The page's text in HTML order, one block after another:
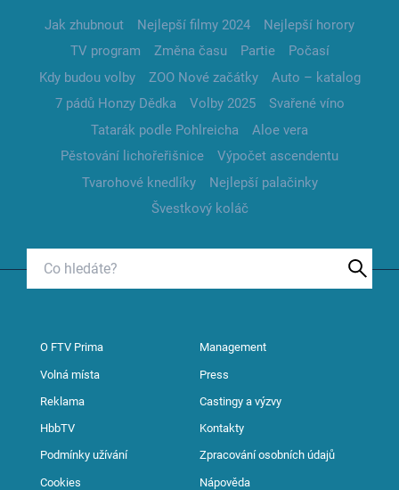
Jak zhubnout Nejlepší filmy 2024
Nejlepší horory
TV program
Změna času Partie
Počasí
Kdy budou volby
ZOO Nové začátky
Auto – katalog
7 pádů Honzy Dědka
Volby 2025
Svařené víno
Tatarák podle Pohlreicha
Aloe vera
Pěstování lichořeřišnice
Výpočet ascendentu
Tvarohové knedlíky
Nejlepší palačinky
Švestkový koláč
O FTV Prima Management
Volná místa Press
Reklama Castingy a výzvy
HbbTV Kontakty
Podmínky užívání Zpracování osobních údajů
Cookies Nápověda